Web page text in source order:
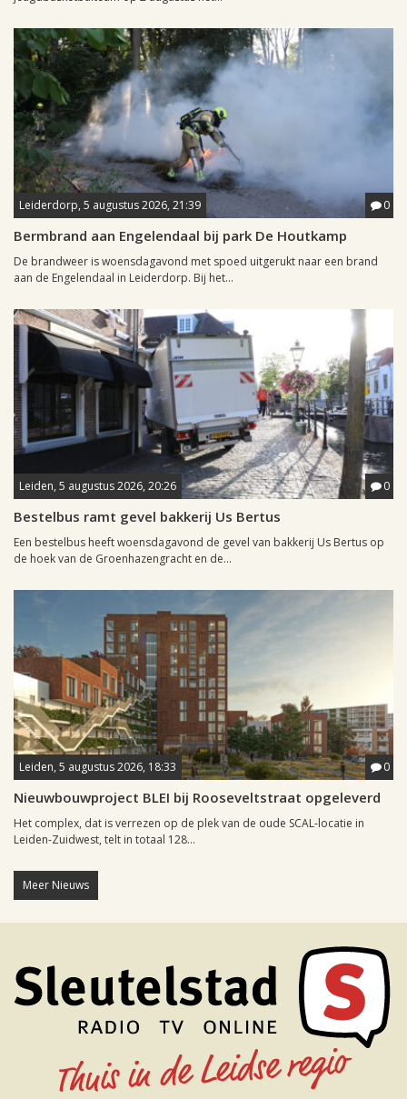
Leiderdorp, 5 augustus 2026, 21:39 0
Bermbrand aan Engelendaal bij park De Houtkamp
De brandweer is woensdagavond met spoed uitgerukt naar een brand
aan de Engelendaal in Leiderdorp. Bij het...
Leiden, 5 augustus 2026, 20:26 0
Bestelbus ramt gevel bakkerij Us Bertus
Een bestelbus heeft woensdagavond de gevel van bakkerij Us Bertus op
de hoek van de Groenhazengracht en de...
Leiden, 5 augustus 2026, 18:33 0
Nieuwbouwproject BLEI bij Rooseveltstraat opgeleverd
Het complex, dat is verrezen op de plek van de oude SCAL-locatie in
Leiden-Zuidwest, telt in totaal 128...
Meer Nieuws